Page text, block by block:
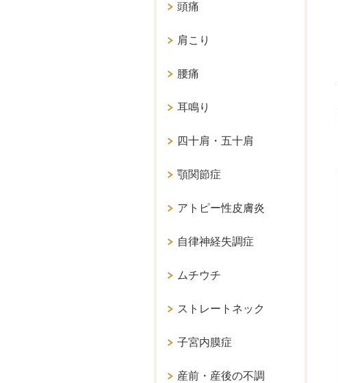
頭痛
肩こり
腰痛
耳鳴り
四十肩・五十肩
顎関節症
アトピー性皮膚炎
自律神経失調症
ムチウチ
ストレートネック
子宮内膜症
産前・産後の不調